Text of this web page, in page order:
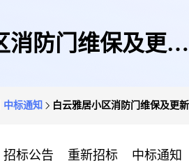
消防门维保及更新
中标通知 白云雅居小区消防门维保及更
招标公告 重新招标 中标通知